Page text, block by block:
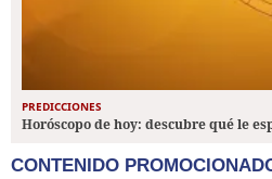
PREDICCIONES
Horóscopo de hoy: descubre qué le
CONTENIDO